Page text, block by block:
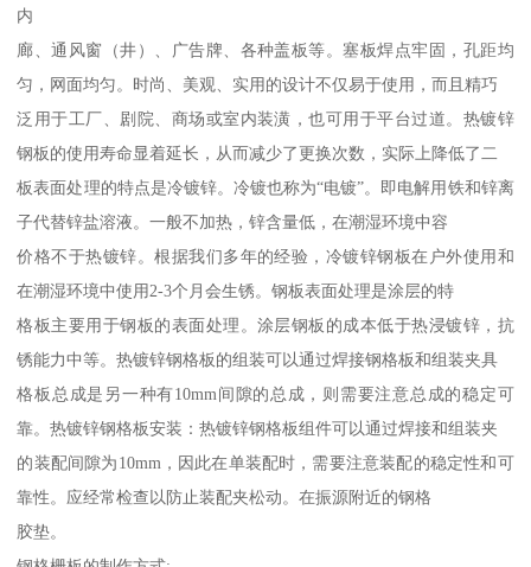
内
廊、通风窗（井）、广告牌、各种盖板等。塞板焊点牢固，孔距均
匀，网面均匀。时尚、美观、实用的设计不仅易于使用，而且精巧
泛用于工厂、剧院、商场或室内装潢，也可用于平台过道。热镀锌
钢板的使用寿命显着延长，从而减少了更换次数，实际上降低了二
板表面处理的特点是冷镀锌。冷镀也称为“电镀”。即电解用铁和锌离
子代替锌盐溶液。一般不加热，锌含量低，在潮湿环境中容
价格不于热镀锌。根据我们多年的经验，冷镀锌钢板在户外使用和
在潮湿环境中使用2-3个月会生锈。钢板表面处理是涂层的特
格板主要用于钢板的表面处理。涂层钢板的成本低于热浸镀锌，抗
锈能力中等。热镀锌钢格板的组装可以通过焊接钢格板和组装夹具
格板总成是另一种有10mm间隙的总成，则需要注意总成的稳定可
靠。热镀锌钢格板安装：热镀锌钢格板组件可以通过焊接和组装夹
的装配间隙为10mm，因此在单装配时，需要注意装配的稳定性和可
靠性。应经常检查以防止装配夹松动。在振源附近的钢格
胶垫。